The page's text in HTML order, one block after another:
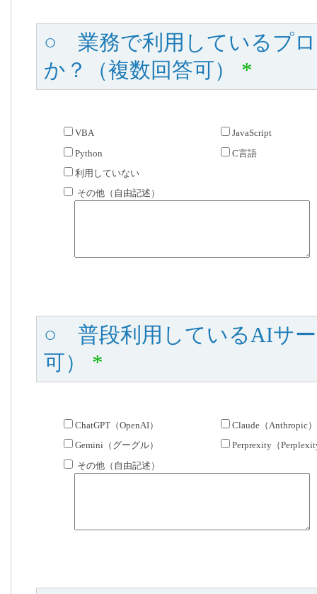
○ 業務で利用しているプ
か？（複数回答可） *
VBA JavaScript
Python C言語
利用していない
その他（自由記述）
○ 普段利用しているAIサ
可） *
ChatGPT（OpenAI） Claude（Anthropic）
Gemini（グーグル） Perprexity（
その他（自由記述）